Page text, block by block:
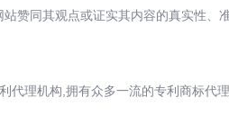
赞同其观点或证实其内容的真实性、
理机构,拥有众多一流的专利商标代